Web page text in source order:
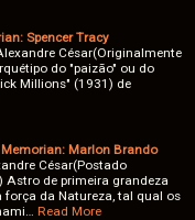
Spencer Tracy
César(Originalmente
do "paizão" ou do
Millions" (1931) de
Marlon Brando
César(Postado
de primeira grandeza
da Natureza, tal qual os
Read More